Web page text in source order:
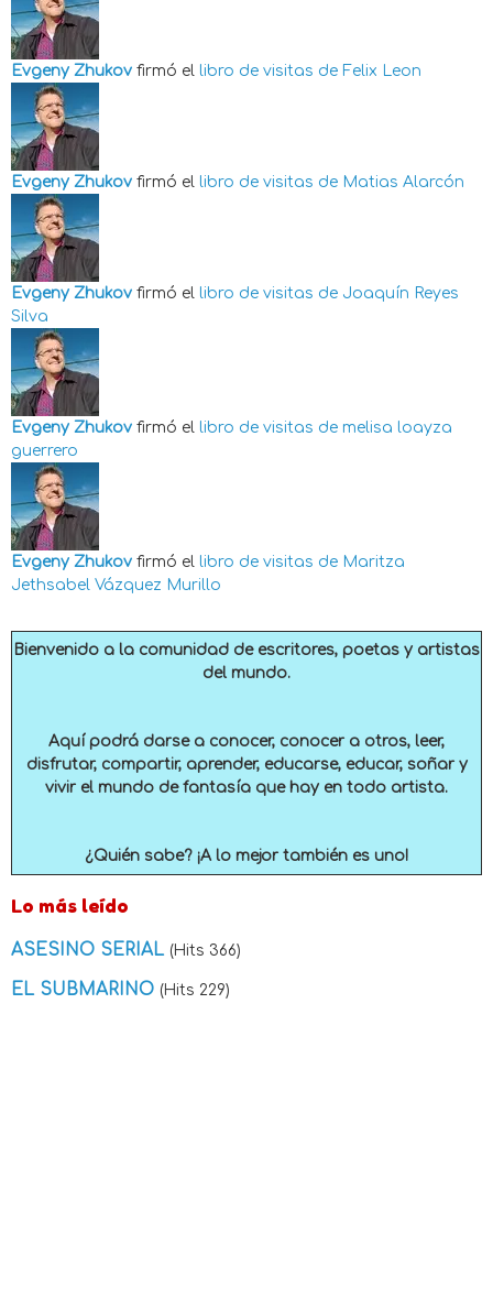
Evgeny Zhukov firmó el libro de visitas de Felix Leon
Evgeny Zhukov firmó el libro de visitas de Matias Alarcón
Evgeny Zhukov firmó el libro de visitas de Joaquín Reyes
Silva
Evgeny Zhukov firmó el libro de visitas de melisa loayza
guerrero
Evgeny Zhukov firmó el libro de visitas de Maritza
Jethsabel Vázquez Murillo
Bienvenido a la comunidad de escritores, poetas y artistas
del mundo.
Aquí podrá darse a conocer, conocer a otros, leer,
disfrutar, compartir, aprender, educarse, educar, soñar y
vivir el mundo de fantasía que hay en todo artista.
¿Quién sabe? ¡A lo mejor también es uno!
Lo más leído
ASESINO SERIAL (Hits 366)
EL SUBMARINO (Hits 229)